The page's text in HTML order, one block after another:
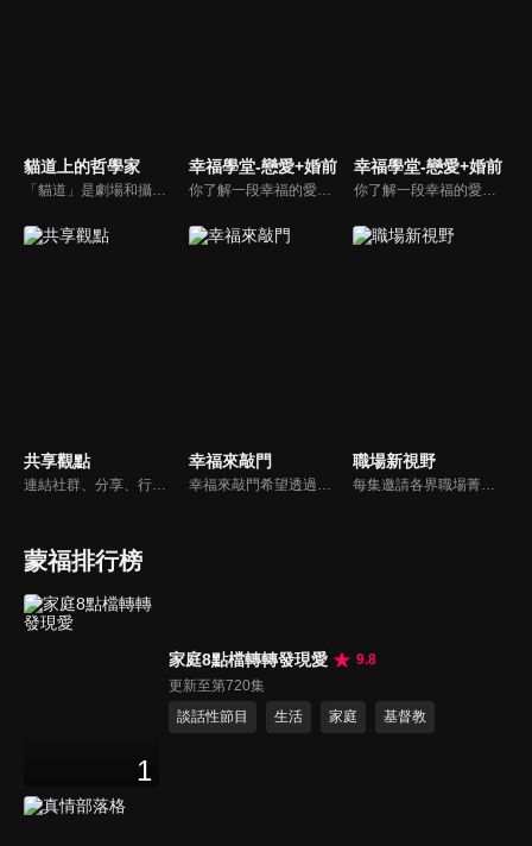
貓道上的哲學家
「貓道」是劇場和攝影棚的象徵，而孩子是天生的哲學家，他們進入攝影棚中的小劇場思考、對話，並且從貓道上看下來，總是會有不同視角，故片名為《貓道上的哲學家》，在GOOD TV播出。
幸福學堂-戀愛+婚前
你了解一段幸福的愛情是如何發展出來的嗎？你對你心中那一個對象，到底是愛還是喜歡？難道喜歡跟愛差距很大嗎？讓我們的大師來消除你心中的疑惑。
幸福學堂-戀愛+婚前
你了解一段幸福的愛情是如何發展出來的嗎？你對你心中那一個對象，到底是愛還是喜歡？難道喜歡跟愛差距很大嗎？讓我們的大師來消除你心中的疑惑。
共享觀點
連結社群、分享、行動的特色，運用講道學的架構，談論包含基要真理、生活話題及神學裝備三大面向主題。身為第六代基督徒，從小在教會中長大的周巽正，與第一代基督徒的廖文華，背景及生活經歷都不同，在節目中以輕鬆對談的方式，貢獻出不同角度的觀點。
幸福來敲門
幸福來敲門希望透過藝人、觀眾、夫妻來賓的經驗分享以及專家解析：傳遞聖經中的家庭價值觀，提供現代人面臨婚姻與家庭各種狀況接踵而來時的答案，並且邀請上帝成為每個家庭的主人。
職場新視野
每集邀請各界職場菁英分享心路歷程與觀點，喬美倫老師也透過主題性的真理論述，幫助你我走入合神心意的職場文化。
蒙福排行榜
1
家庭8點檔轉轉發現愛
9.8
更新至第720集
談話性節目
生活 家庭 基督教